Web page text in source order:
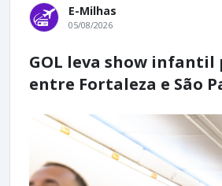
E-Milhas
05/08/2026
GOL leva show infantil
entre Fortaleza e São